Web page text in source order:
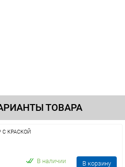
ТОВАРА
С КРАСКОЙ
В наличии В корзину